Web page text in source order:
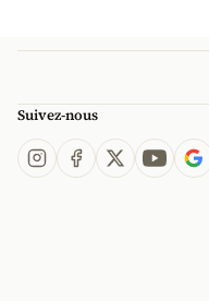
Suivez-nous